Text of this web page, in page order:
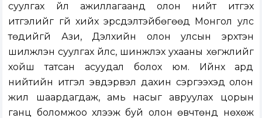
суулгах үйл ажиллагаанд олон нийт итгэх
итгэлийг үгүй хийх эрсдэлтэйбөгөөд Монгол улс
төдийгүй Ази, Дэлхийн олон улсын эрхтэн
шилжүүлэн суулгах үйлс, шинжлэх ухааны хөгжлийг
хойш татсан асуудал болох юм. Ийнхүү ард
нийтийн итгэл эвдэрвэл дахин сэргээхэд олон
жил шаардагдаж, амь насыг авруулах цорын
ганц боломжоо хүлээж буй олон өвчтөнд нөхөж